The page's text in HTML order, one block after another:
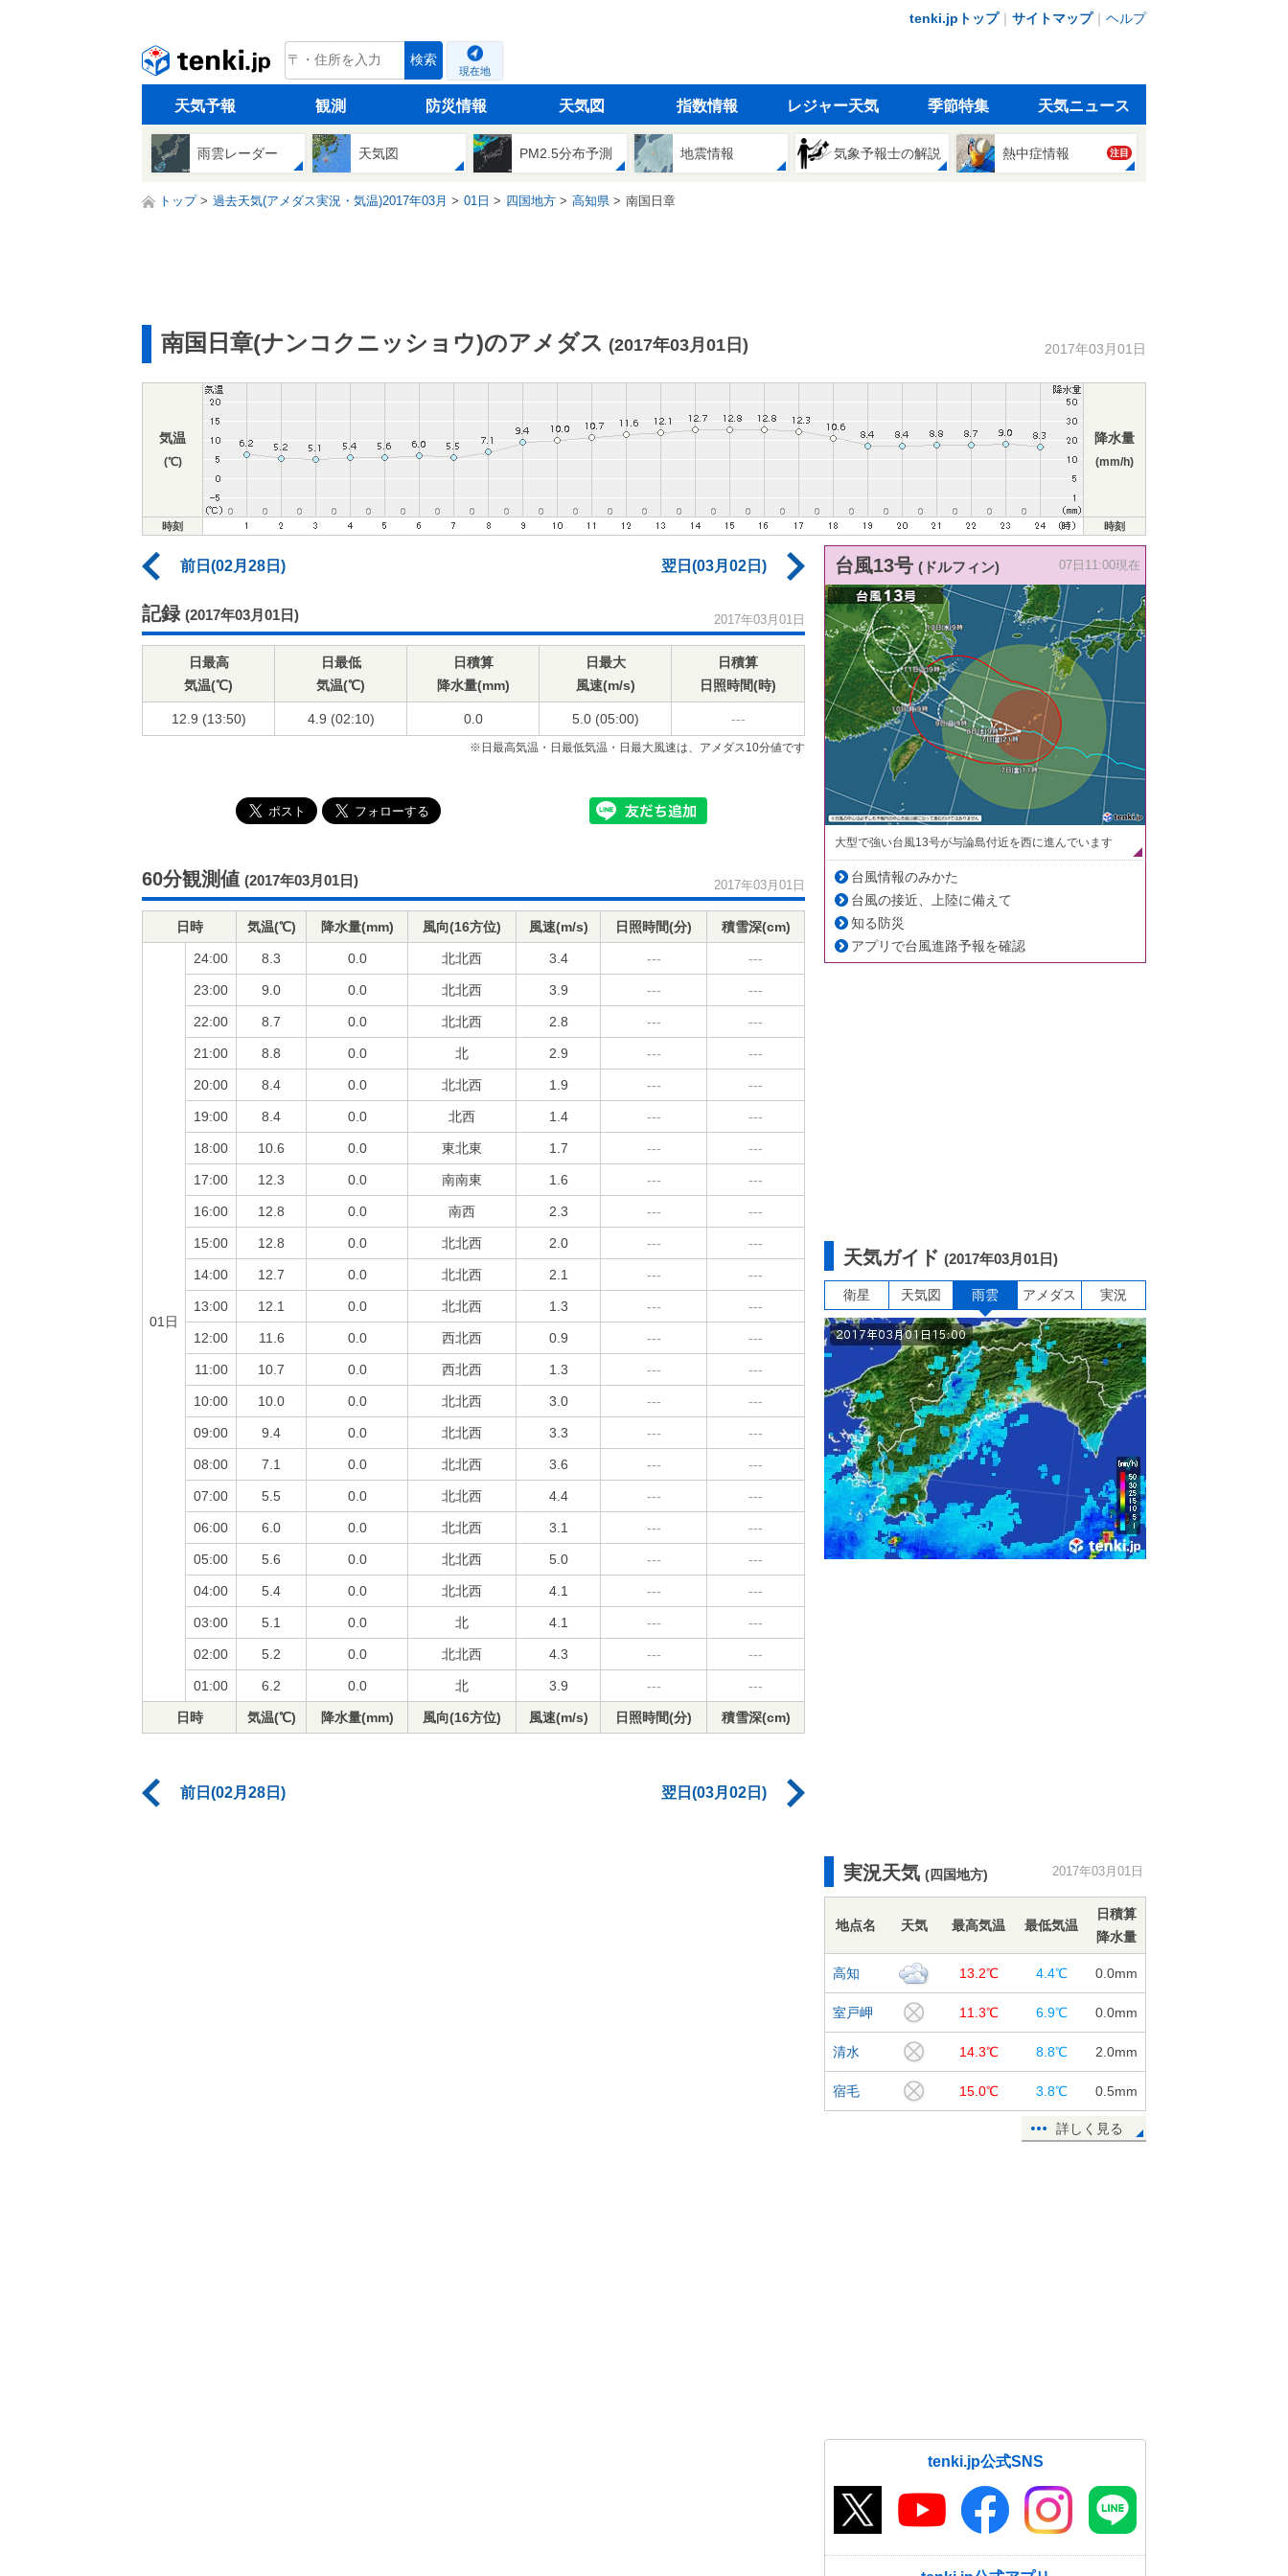
tenki.jpトップ｜ サイトマップ｜ ヘルプ
tenki.jp 検索
現在地
天気予報 観測 防災情報 天気図 指数情報 レジャー天気 季節特集 天気ニュース
雨雲レーダー 天気図 PM2.5分布予測 地震情報 気象予報士の解説 熱中症情報 注目
トップ 過去天気(アメダス実況・気温)2017年03月 01日 四国地方 高知県 南国日章
南国日章(ナンコクニッショウ)のアメダス (2017年03月01日) 2017年03月01日
気温
(℃)
降水量
(mm/h)
時刻 時刻
前日(02月28日) 翌日(03月02日)
記録 (2017年03月01日) 2017年03月01日
日最高
気温(℃)
日最低
気温(℃)
日積算
降水量(mm)
日最大
風速(m/s)
日積算
日照時間(時)
12.9 (13:50) 4.9 (02:10) 0.0 5.0 (05:00) ---
※日最高気温・日最低気温・日最大風速は、アメダス10分値です
60分観測値 (2017年03月01日) 2017年03月01日
日時 気温(℃) 降水量(mm) 風向(16方位) 風速(m/s) 日照時間(分) 積雪深(cm)
01日
24:00 8.3 0.0 北北西 3.4 --- ---
23:00 9.0 0.0 北北西 3.9 --- ---
22:00 8.7 0.0 北北西 2.8 --- ---
21:00 8.8 0.0 北 2.9 --- ---
20:00 8.4 0.0 北北西 1.9 --- ---
19:00 8.4 0.0 北西 1.4 --- ---
18:00 10.6 0.0 東北東 1.7 --- ---
17:00 12.3 0.0 南南東 1.6 --- ---
16:00 12.8 0.0 南西 2.3 --- ---
15:00 12.8 0.0 北北西 2.0 --- ---
14:00 12.7 0.0 北北西 2.1 --- ---
13:00 12.1 0.0 北北西 1.3 --- ---
12:00 11.6 0.0 西北西 0.9 --- ---
11:00 10.7 0.0 西北西 1.3 --- ---
10:00 10.0 0.0 北北西 3.0 --- ---
09:00 9.4 0.0 北北西 3.3 --- ---
08:00 7.1 0.0 北北西 3.6 --- ---
07:00 5.5 0.0 北北西 4.4 --- ---
06:00 6.0 0.0 北北西 3.1 --- ---
05:00 5.6 0.0 北北西 5.0 --- ---
04:00 5.4 0.0 北北西 4.1 --- ---
03:00 5.1 0.0 北 4.1 --- ---
02:00 5.2 0.0 北北西 4.3 --- ---
01:00 6.2 0.0 北 3.9 --- ---
日時 気温(℃) 降水量(mm) 風向(16方位) 風速(m/s) 日照時間(分) 積雪深(cm)
前日(02月28日) 翌日(03月02日)
台風13号 (ドルフィン) 07日11:00現在
大型で強い台風13号が与論島付近を西に進んでいます
台風情報のみかた
台風の接近、上陸に備えて
知る防災
アプリで台風進路予報を確認
天気ガイド (2017年03月01日)
衛星 天気図 雨雲 アメダス 実況
実況天気 (四国地方) 2017年03月01日
地点名 天気 最高気温 最低気温
日積算
降水量
高知 13.2℃ 4.4℃ 0.0mm
室戸岬 11.3℃ 6.9℃ 0.0mm
清水 14.3℃ 8.8℃ 2.0mm
宿毛 15.0℃ 3.8℃ 0.5mm
詳しく見る
tenki.jp公式SNS